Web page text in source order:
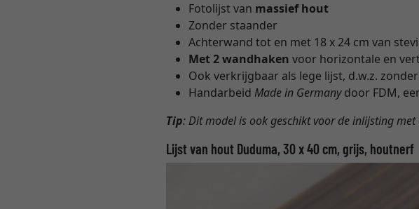
Fotolijst van massief hout
Zonder staander
Achterwand tot en met 18 x 24 cm van
Met 2 wandhaken voor horizontale en
Ook verkrijgbaar als lege lijst, d.w.z.
Handarbeid Made in Germanydoor FDM,
Tip: Dit model is ook geschikt voor de inlijsting met
Lijst van hout Duduma, 30 x 40 cm, grijs, houtnerf